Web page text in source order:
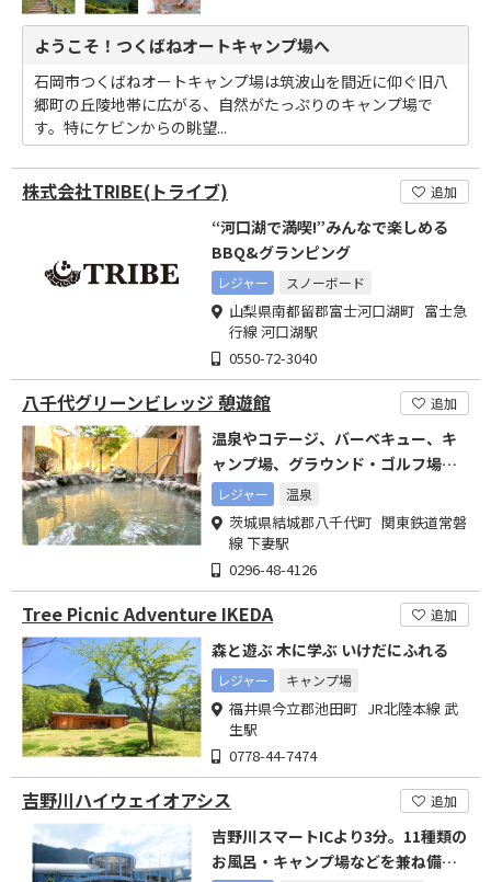
ようこそ！つくばねオートキャンプ場へ
石岡市つくばねオートキャンプ場は筑波山を間近に仰ぐ旧八
郷町の丘陵地帯に広がる、自然がたっぷりのキャンプ場で
す。特にケビンからの眺望...
株式会社TRIBE(トライブ) 追加
“河口湖で満喫!”みんなで楽しめる
BBQ&グランピング
レジャー スノーボード
山梨県南都留郡富士河口湖町 富士急
行線 河口湖駅
0550-72-3040
八千代グリーンビレッジ 憩遊館 追加
温泉やコテージ、バーベキュー、キ
ャンプ場、グラウンド・ゴルフ場を
備えた複合施設です。
レジャー 温泉
茨城県結城郡八千代町 関東鉄道常磐
線 下妻駅
0296-48-4126
Tree Picnic Adventure IKEDA 追加
森と遊ぶ 木に学ぶ いけだにふれる
レジャー キャンプ場
福井県今立郡池田町 JR北陸本線 武
生駅
0778-44-7474
吉野川ハイウェイオアシス 追加
吉野川スマートICより3分。11種類の
お風呂・キャンプ場などを兼ね備え